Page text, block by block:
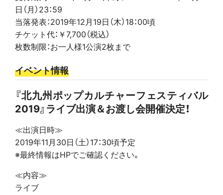
日（月）23：59
当落発表：2019年12月19日（木）18：00頃
チケット代：￥7,700（税込）
枚数制限：お一人様1公演2枚まで
イベント情報
『北九州ポップカルチャーフェスティバル
2019』ライブ出演＆お渡し会開催決定！
≪出演日時≫
2019年11月30日（土）17：30頃予定
※最終情報はHPでご確認ください。
≪内容≫
ライブ